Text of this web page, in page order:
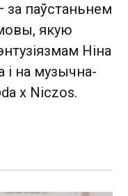
за паўстаньнем
якую
Ніна
і на музычна-
x Niczos.